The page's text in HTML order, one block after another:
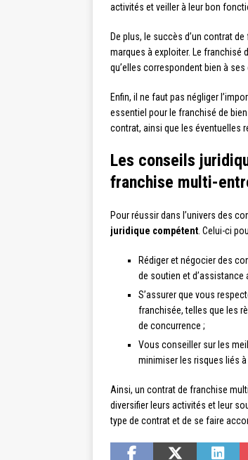
activités et veiller à leur bon
De plus, le succès d’un contrat
marques à exploiter. Le franchisé
qu’elles correspondent bien à
Enfin, il ne faut pas négliger
essentiel pour le franchisé de
contrat, ainsi que les éventuelles
Les conseils
franchise multi-
Pour réussir dans l’univers des
juridique compétent . Celui-ci
Rédiger et négocier des
de soutien et d’assistance
S’assurer que vous
franchisée, telles que les
de concurrence ;
Vous conseiller sur les
minimiser les risques liés à
Ainsi, un contrat de franchise
diversifier leurs activités et leur
type de contrat et de se faire